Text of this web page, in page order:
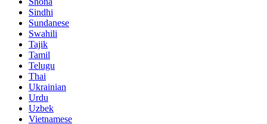
Sindhi
Sundanese
Swahili
Tajik
Tamil
Telugu
Thai
Ukrainian
Urdu
Uzbek
Vietnamese